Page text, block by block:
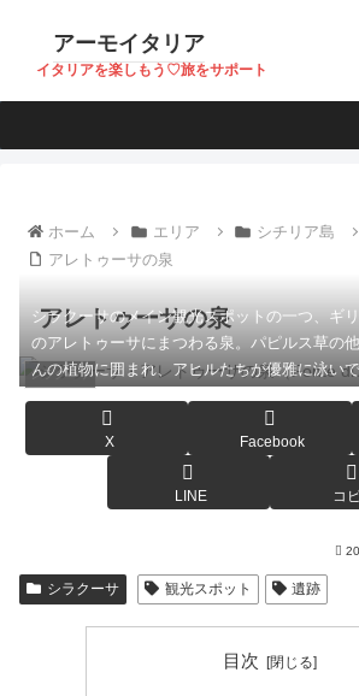
アーモイタリア
イタリアを楽しもう♡旅をサポート
ホーム エリア シチリア島
アレトゥーサの泉
アレトゥーサの泉
シラクーサ
シラクーサのメイン観光スポットの一つ、ギ
のアレトゥーサにまつわる泉。パピルス草の
んの植物に囲まれ、アヒルたちが優雅に泳い
X Facebook
LINE コ
シラクーサ 観光スポット 遺跡
目次